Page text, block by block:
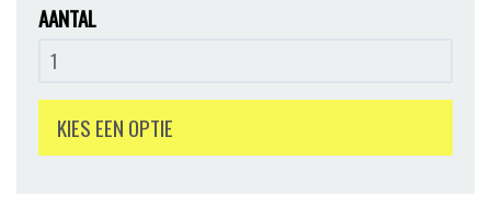
AANTAL
KIES EEN OPTIE